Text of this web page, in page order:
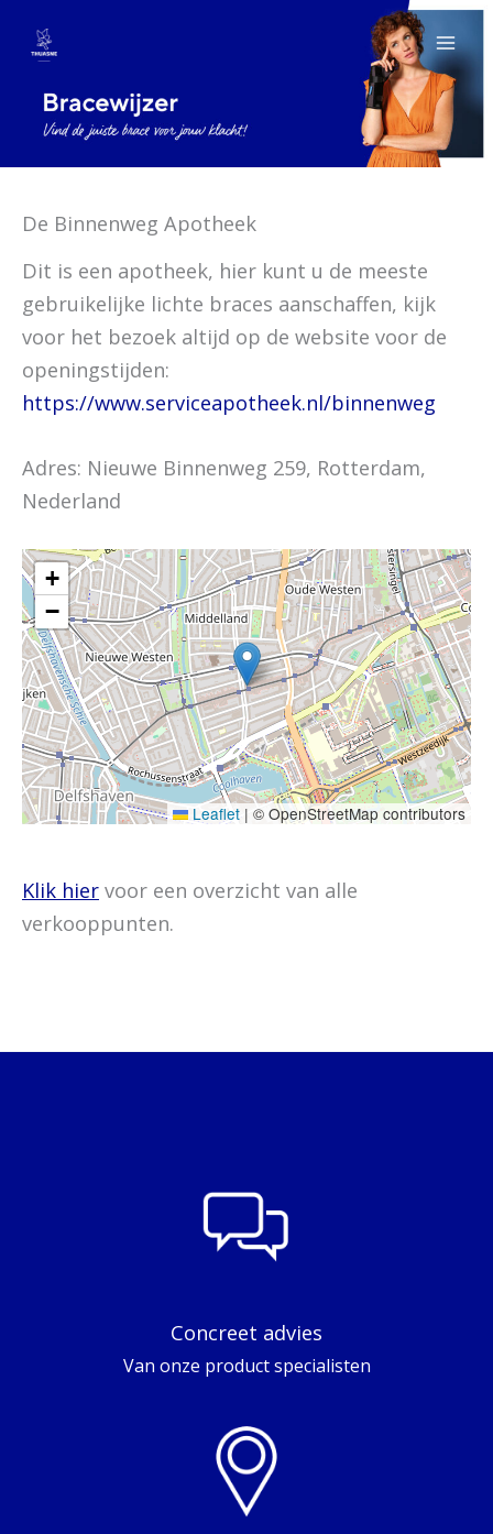
naar
inhoud
De Binnenweg Apotheek
Dit is een apotheek, hier kunt u de meeste
gebruikelijke lichte braces aanschaffen, kijk
voor het bezoek altijd op de website voor de
openingstijden:
https://www.serviceapotheek.nl/binnenweg
Adres: Nieuwe Binnenweg 259, Rotterdam,
Nederland
+
−
Leaflet | © OpenStreetMap contributors
Klik hier voor een overzicht van alle
verkooppunten.
Concreet advies
Van onze product specialisten